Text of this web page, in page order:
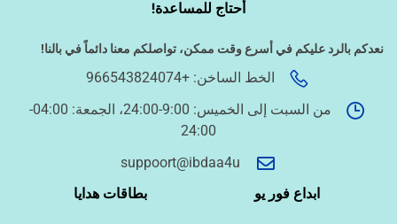
أحتاج للمساعدة!
نعدكم بالرد عليكم في أسرع وقت ممكن، تواصلكم معنا دائماً في بالنا!
الخط الساخن: +966543824074
من السبت إلى الخميس: 9:00-24:00، الجمعة: 04:00-
24:00
suppoort@ibdaa4u
ابداع فور يو بطاقات هدايا
دراسة الجدوى وخطط المشاريع
الخدمات الإلكترونية الحكومية